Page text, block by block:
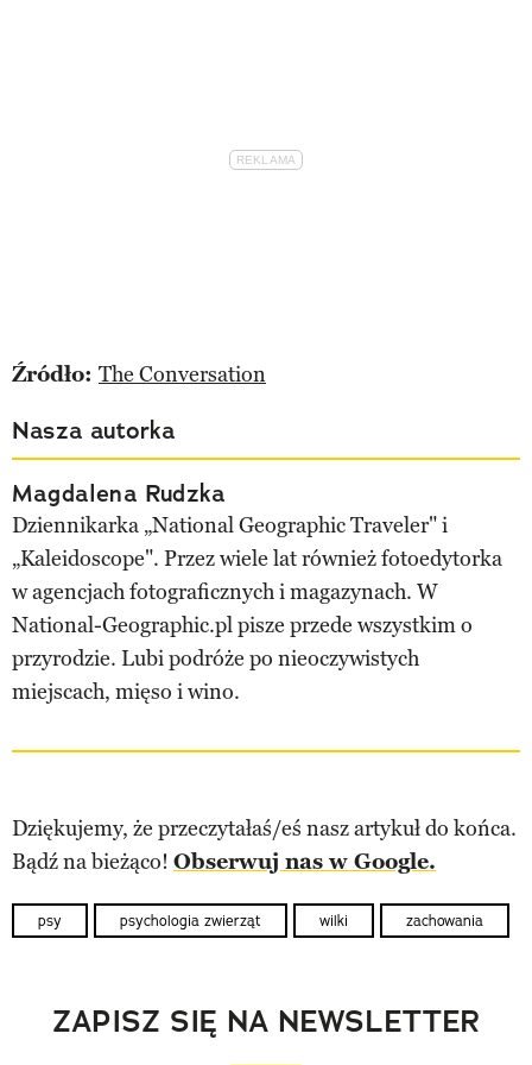
Źródło: The Conversation
Nasza autorka
Magdalena Rudzka
Dziennikarka „National Geographic Traveler" i
„Kaleidoscope". Przez wiele lat również fotoedytorka
w agencjach fotograficznych i magazynach. W
National-Geographic.pl pisze przede wszystkim o
przyrodzie. Lubi podróże po nieoczywistych
miejscach, mięso i wino.
Dziękujemy, że przeczytałaś/eś nasz artykuł do końca.
Bądź na bieżąco! Obserwuj nas w Google.
psy psychologia zwierząt wilki zachowania
ZAPISZ SIĘ NA NEWSLETTER